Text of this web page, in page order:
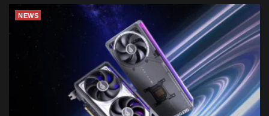
NEWS